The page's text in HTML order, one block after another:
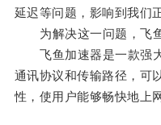
延迟等问题，影响到我们
为解决这一问题，飞鱼
飞鱼加速器是一款强大
通讯协议和传输路径，可
性，使用户能够畅快地上